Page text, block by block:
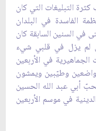
التبلیغات التي كان
الفاسدة في البلدان
في السنين السابقة كان
لم يزل في قلبي شيء
في الأربعين
وطيّبين ويمشون
أبي عبد الله الحسين
في موسم الأربعين